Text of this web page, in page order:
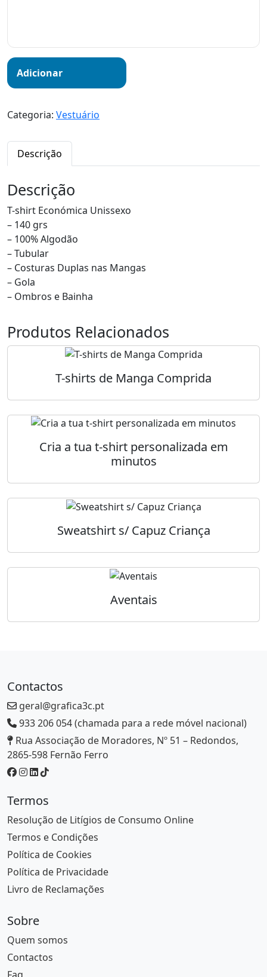
Adicionar
Categoria: Vestuário
Descrição
Descrição
T-shirt Económica Unissexo
– 140 grs
– 100% Algodão
– Tubular
– Costuras Duplas nas Mangas
– Gola
– Ombros e Bainha
Produtos Relacionados
T-shirts de Manga Comprida
Cria a tua t-shirt personalizada em
minutos
Sweatshirt s/ Capuz Criança
Aventais
Contactos
geral@grafica3c.pt
933 206 054 (chamada para a rede móvel nacional)
Rua Associação de Moradores, Nº 51 – Redondos,
2865-598 Fernão Ferro
Termos
Resolução de Litígios de Consumo Online
Termos e Condições
Política de Cookies
Política de Privacidade
Livro de Reclamações
Sobre
Quem somos
Contactos